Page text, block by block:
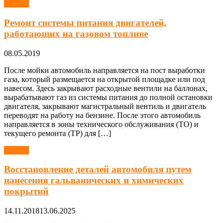
Ремонт системы питания двигателей,
работающих на газовом топливе
08.05.2019
После мойки автомобиль направляется на пост выработки
газа, который размещается на открытой площадке или под
навесом. Здесь закрывают расходные вентили на баллонах,
вырабатывают газ из системы питания до полной остановки
двигателя, закрывают магистральный вентиль и двигатель
переводят на работу на бензине. После этого автомобиль
направляется в зоны технического обслуживания (ТО) и
текущего ремонта (ТР) для […]
Восстановление деталей автомобиля путем
нанесения гальванических и химических
покрытий
14.11.201813.06.2025